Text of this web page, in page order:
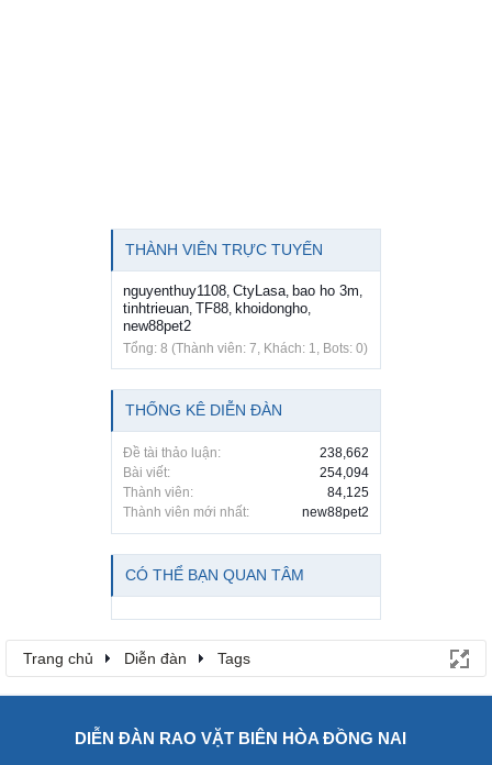
THÀNH VIÊN TRỰC TUYẾN
nguyenthuy1108, CtyLasa, bao ho 3m,
tinhtrieuan, TF88, khoidongho,
new88pet2
Tổng: 8 (Thành viên: 7, Khách: 1, Bots: 0)
THỐNG KÊ DIỄN ĐÀN
Đề tài thảo luận:
238,662
Bài viết:
254,094
Thành viên:
84,125
Thành viên mới nhất:
new88pet2
CÓ THỂ BẠN QUAN TÂM
Trang chủ Diễn đàn Tags
DIỄN ĐÀN RAO VẶT BIÊN HÒA ĐỒNG NAI